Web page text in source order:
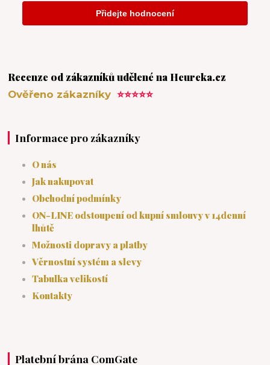
Recenze od zákazníků udělené na Heureka.cz
Ověřeno zákazníky⭐⭐⭐⭐⭐
Informace pro zákazníky
O nás
Jak nakupovat
Obchodní podmínky
ON-LINE odstoupení od kupní smlouvy v 14denní
lhůtě
Možnosti dopravy a platby
Věrnostní systém a slevy
Tabulka velikostí
Kontakty
Platební brána ComGate